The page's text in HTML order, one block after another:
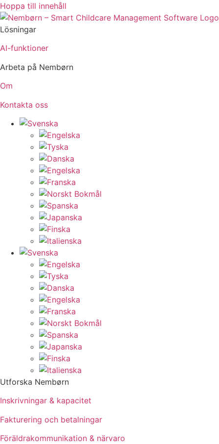
Hoppa till innehåll
Lösningar
AI-funktioner
Arbeta på Nembørn
Om
Kontakta oss
Utforska Nembørn
Inskrivningar & kapacitet
Fakturering och betalningar
Föräldrakommunikation & närvaro